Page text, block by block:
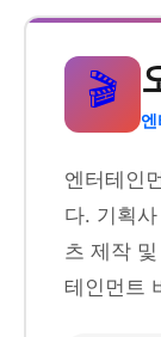
🎬
엔터테인
다. 기획
츠 제작
테인먼트